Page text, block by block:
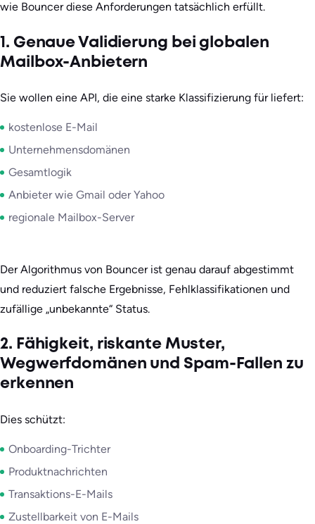
wie Bouncer diese Anforderungen tatsächlich erfüllt.
1. Genaue Validierung bei globalen
Mailbox-Anbietern
Sie wollen eine API, die eine starke Klassifizierung für liefert:
kostenlose E-Mail
Unternehmensdomänen
Gesamtlogik
Anbieter wie Gmail oder Yahoo
regionale Mailbox-Server
Der Algorithmus von Bouncer ist genau darauf abgestimmt
und reduziert falsche Ergebnisse, Fehlklassifikationen und
zufällige „unbekannte“ Status.
2. Fähigkeit, riskante Muster,
Wegwerfdomänen und Spam-Fallen zu
erkennen
Dies schützt:
Onboarding-Trichter
Produktnachrichten
Transaktions-E-Mails
Zustellbarkeit von E-Mails